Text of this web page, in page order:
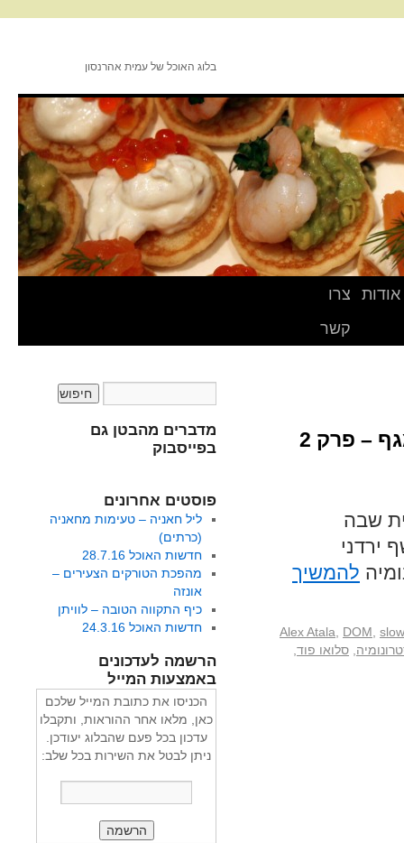
בלוג האוכל של עמית אהרנסון
אודות
צרו
קשר
– פרק 2
שבה
ירדני
להמשיך
Alex Atala DOM
סלואו פוד
מדברים מהבטן גם
בפייסבוק
פוסטים אחרונים
ליל חאניה – טעימות מחאניה
(כרתים)
חדשות האוכל 28.7.16
מהפכת הטורקים הצעירים –
אונזה
כיף התקווה הטובה – לוויתן
חדשות האוכל 24.3.16
הרשמה לעדכונים
באמצעות המייל
הכניסו את כתובת המייל שלכם
כאן, מלאו אחר ההוראות, ותקבלו
עדכון בכל פעם שהבלוג יעודכן.
ניתן לבטל את השירות בכל שלב: